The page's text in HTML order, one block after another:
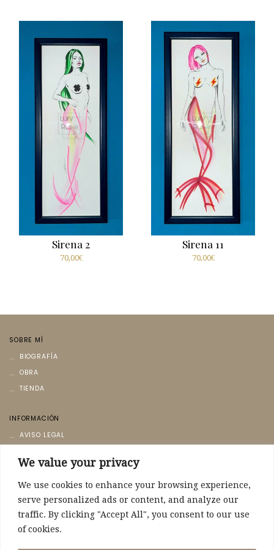
We value your privacy
We use cookies to enhance your browsing experience,
serve personalized ads or content, and analyze our
traffic. By clicking "Accept All", you consent to our use
of cookies.
Sirena 2
70,00€
Sirena 11
70,00€
SOBRE MÍ
BIOGRAFÍA
OBRA
TIENDA
INFORMACIÓN
AVISO LEGAL
POLÍTICA DE COOKIES
CONTACTO
CONTACTO
POLÍTICA DE ENVÍO